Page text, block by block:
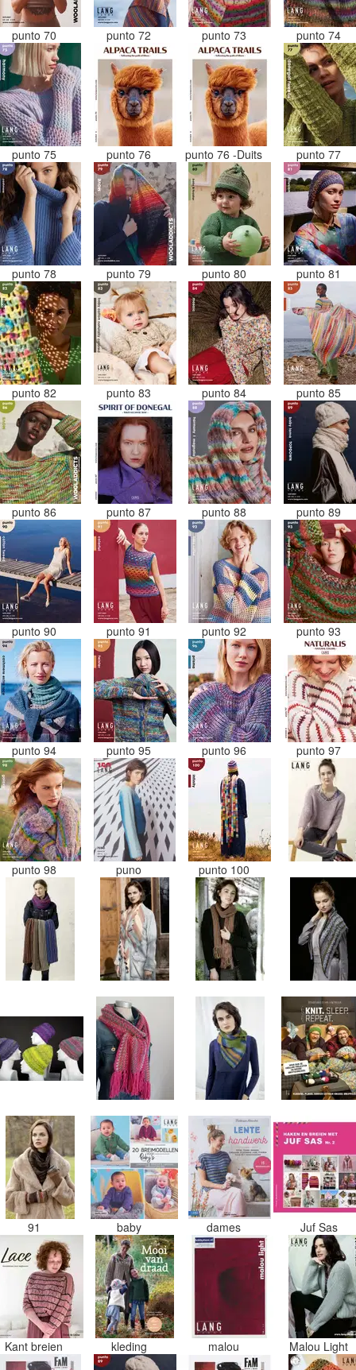
punto 70 punto 72 punto 73 punto 74
punto 75 punto 76 punto 76 -Duits punto 77
punto 78 punto 79 punto 80 punto 81
punto 82 punto 83 punto 84 punto 85
punto 86 punto 87 punto 88 punto 89
punto 90 punto 91 punto 92 punto 93
punto 94 punto 95 punto 96 punto 97
punto 98 puno punto 100
91 baby dames Juf Sas
Kant breien kleding malou Malou Light